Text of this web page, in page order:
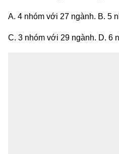
A. 4 nhóm với 27 ngành. B. 5
C. 3 nhóm với 29 ngành. D. 6